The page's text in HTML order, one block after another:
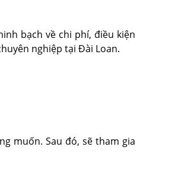
bạch về chi phí, điều kiện
nghiệp tại Đài Loan.
muốn. Sau đó, sẽ tham gia